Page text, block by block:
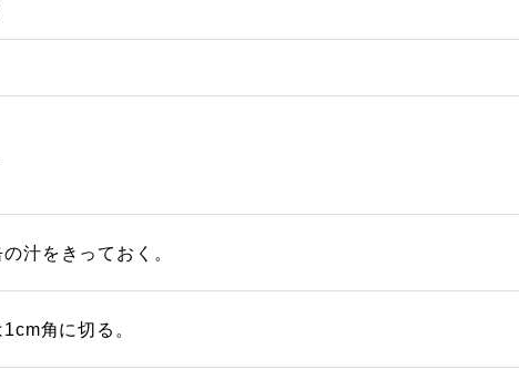
汁をきっておく。
1cm角に切る。